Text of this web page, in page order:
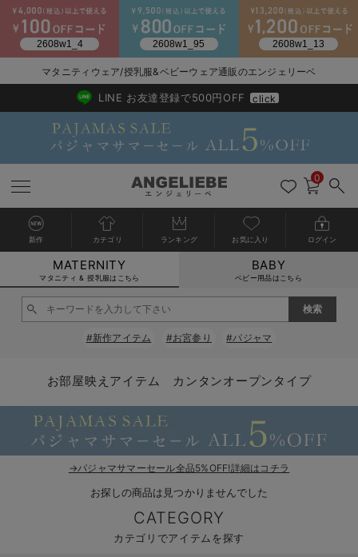
マタニティウェア全て
マタニティ ワンピース
マタニティ トップス
マタニティ アウター（コート）・ママコート
マタニティ 下着・インナー全て
授乳ブラ・マタニティブラ（マタニティインナー・産後用品）
マタニティ 授乳 キャミソール
産褥ショーツ
骨盤・マタニティベルト （妊娠中・産後）
授乳服全て
マタニティ フォーマル全て
マタニティ スーツ
マタニティ フォーマル パンツ・ボトムス
授乳用品全て
妊婦用 抱き枕・授乳クッション
マタニティレッグウェア全て
マタニティストッキング・タイツ
マタニティ ボディケア全て
アウトレット全て
【アウトレット】ワンピース
【アウトレット】パジャマ
【アウトレット】インナー
【アウトレット】ベビー
特集全て
コットン素材
再入荷全て
再入荷｜インナー
戻る
送料無料アイテム全て
ワンピース
スカート
パジャマ
インナー
戻る
ブラキャミ おまとめ
MAX55%OFF ブラックフ
戻る
【37周年祭セール】
【37周年祭セール】
戻る
気温差別オススメア
【15℃】3月下旬～
戻る
動きやすく着回しで
戻る
強撚スムース(コスパ
戻る
マタニティウェア
【おまとめ割】パジ
戻る
こだわりの履き心地
カジュアル
オフィス
戻る
ジャケット派
きれいめ美脚パンツ派
ツィード派
王道シンプル派
戻る
出産準備応援割全て
マタニティパジャマ
戻る
【オフィスカジュア
戻る
レギンスタイプ
戻る
【フォーマル】ワン
戻る
【ベビー】長袖
戻る
ハンカチ
短肌着
セット
戻る
快適ウェア10%OFF
快適ウェア10%OFF
戻る
春のマタニティワン
セットアップ・ レイ
ジャンパースカート/
ワーク・オフィス
カジュアル
戻る
Gift Selection 出産
〜3,000円（税込）
10,001円（税込）〜
女の子におススメの
男の子におススメの
戻る
冬の冷え対策インナ
薄くてあったか
保温&リカバリー
レギンス・タイツ
カップ付きインナー
戻る
入院準備の持ち物チ
入院してすぐ使うグ
戻る
冬のあったか特集全て
【冬のあったか特集
【冬のあったか特集
マタニティウェア/授乳服&ベビーウェア通販のエンジェリーベ
2026/NewArrival
送料495円(一部地域を除く) 7,700円以上で送料無料
LINE お友達登録で500円OFF click
0
新作 カテゴリ ランキング お気に入り ログイン
MATERNITY
マタニティ & 授乳服はこちら
BABY
ベビー用品はこちら
#新作アイテム #お宮参り #パジャマ
お部屋映えアイテム カンタンオープンタイプ
→パジャマサマーセール全品5%OFF!詳細はコチラ
お探しの商品は見つかりませんでした
CATEGORY
カテゴリでアイテムを探す
カートに入れる
閉じる